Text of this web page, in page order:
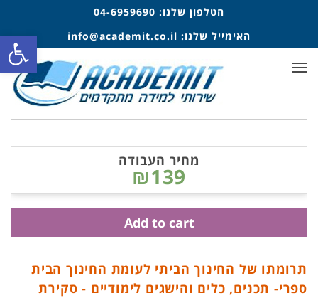
הטלפון שלנו: 04-6959690
האימייל שלנו: info@academit.co.il
תפריט
תרומתו של החינוך הביתי לעומת החינוך הבית
ספרי- תכנים, כלים והישגים לימודיים - סקירת
מחיר העבודה
₪139
Add to cart
פתח